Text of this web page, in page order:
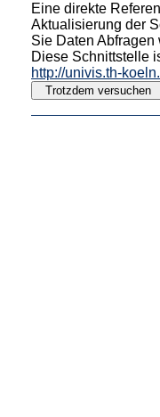
Eine direkte
Aktualisierung der
Sie Daten
Diese Schnittstelle
http://univis.th-